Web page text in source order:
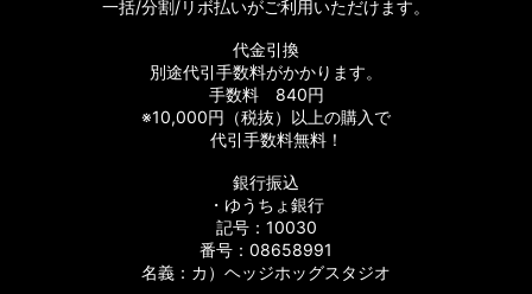
【シマノ】08バイオマスター［BIOMASTER］対応 カスタムパ
【シマノ】06バイオマスターMg［BIOMASTER Mg］対応 カ
【シマノ】13-16バイオマスターSW［BIOMASTER SW］対応
【シマノ】10バイオマスターSW［BIOMASTER SW］対応 カ
一括/分割/リボ払いがご利用いただけます。
代金引換
別途代引手数料がかかります。
手数料 840円
※10,000円（税抜）以上の購入で
代引手数料無料！
銀行振込
・ゆうちょ銀行
記号：10030
番号：08658991
名義：カ）ヘッジホッグスタジオ